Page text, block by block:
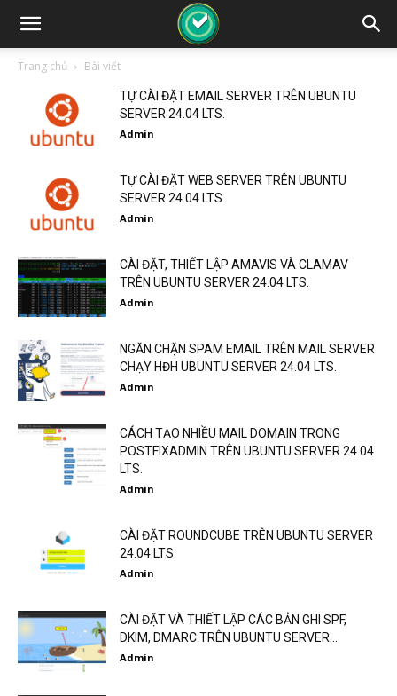
Trang chủ Bài viết
TỰ CÀI ĐẶT EMAIL SERVER TRÊN UBUNTU
SERVER 24.04 LTS.
Admin
TỰ CÀI ĐẶT WEB SERVER TRÊN UBUNTU
SERVER 24.04 LTS.
Admin
CÀI ĐẶT, THIẾT LẬP AMAVIS VÀ CLAMAV
TRÊN UBUNTU SERVER 24.04 LTS.
Admin
NGĂN CHẶN SPAM EMAIL TRÊN MAIL SERVER
CHẠY HĐH UBUNTU SERVER 24.04 LTS.
Admin
CÁCH TẠO NHIỀU MAIL DOMAIN TRONG
POSTFIXADMIN TRÊN UBUNTU SERVER 24.04
LTS.
Admin
CÀI ĐẶT ROUNDCUBE TRÊN UBUNTU SERVER
24.04 LTS.
Admin
CÀI ĐẶT VÀ THIẾT LẬP CÁC BẢN GHI SPF,
DKIM, DMARC TRÊN UBUNTU SERVER...
Admin